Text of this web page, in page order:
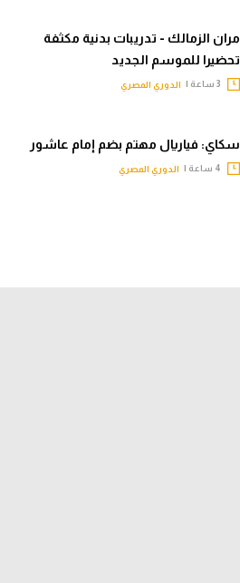
مران الزمالك - تدريبات بدنية مكثفة
تحضيرا للموسم الجديد
الدوري المصري
سكاي: فياريال مهتم بضم إمام عاشور
الدوري المصري